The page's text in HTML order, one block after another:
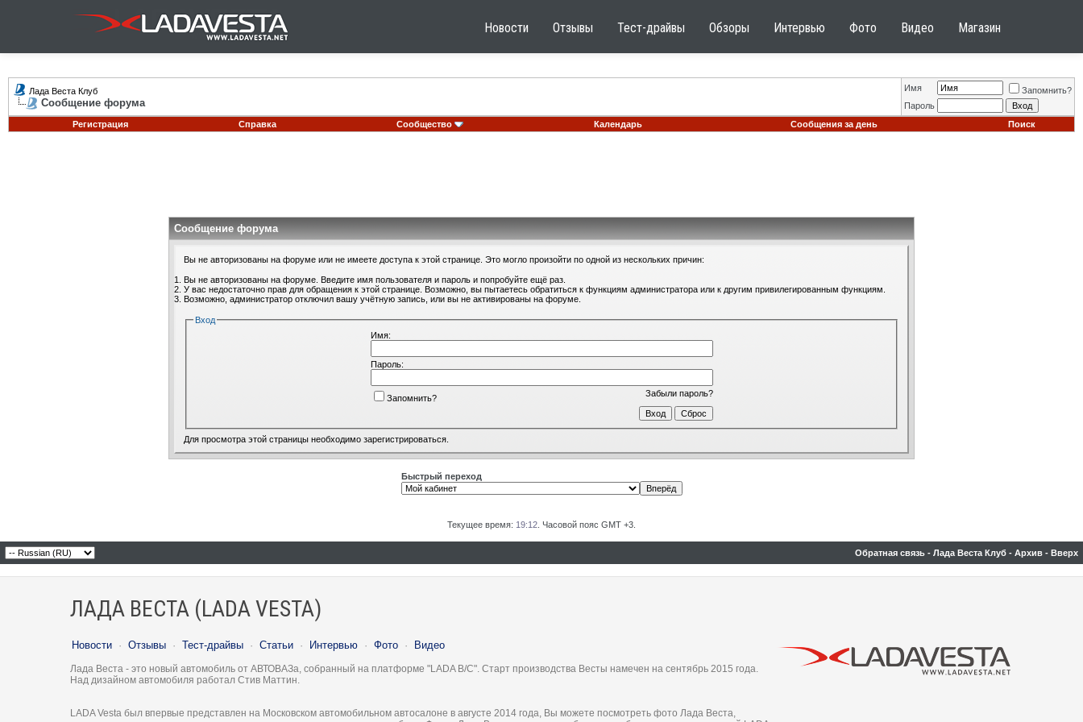
Новости Отзывы Тест-драйвы Обзоры Интервью Фото Видео Магазин
Лада Веста Клуб
Сообщение форума
Имя
Запомнить?
Пароль
Регистрация
Справка Сообщество Календарь Сообщения за день Поиск
Сообщение форума
Вы не авторизованы на форуме или не имеете доступа к этой странице. Это могло произойти по одной из нескольких причин:
Вы не авторизованы на форуме. Введите имя пользователя и пароль и попробуйте ещё раз.
У вас недостаточно прав для обращения к этой странице. Возможно, вы пытаетесь обратиться к функциям администратора или к другим привилегированным функциям.
Возможно, администратор отключил вашу учётную запись, или вы не активированы на форуме.
Вход
Имя:
Пароль:
Забыли пароль?
Запомнить?
Для просмотра этой страницы необходимо зарегистрироваться
Быстрый переход
Текущее время: 19:12 . Часовой пояс GMT +3.
Обратная связь - Лада Веста Клуб - Архив - Вверх
ЛАДА ВЕСТА (LADA VESTA)
Новости · Отзывы · Тест-драйвы · Статьи · Интервью · Фото · Видео
Лада Веста - это новый автомобиль от АВТОВАЗа, собранный на платформе "LADA B/C". Старт производства Весты намечен на сентябрь 2015 года.
Над дизайном автомобиля работал Стив Маттин.
LADA Vesta был впервые представлен на Московском автомобильном автосалоне в августе 2014 года, Вы можете посмотреть фото Лада Веста,